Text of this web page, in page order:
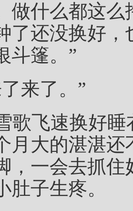
做什么都这
了还没换好，
斗篷。”
来了。”
歌飞速换好
月大的湛湛
，一会去抓住
肚子生疼。